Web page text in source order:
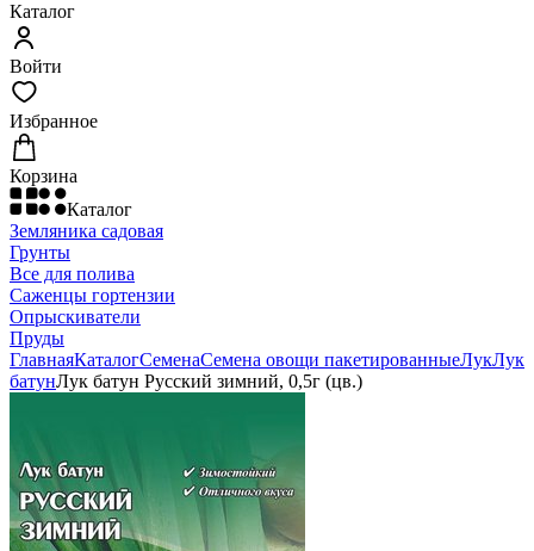
Каталог
Войти
Избранное
Корзина
Каталог
Земляника садовая
Грунты
Все для полива
Саженцы гортензии
Опрыскиватели
Пруды
ГлавнаяКаталогСеменаСемена овощи пакетированныеЛукЛук
батунЛук батун Русский зимний, 0,5г (цв.)